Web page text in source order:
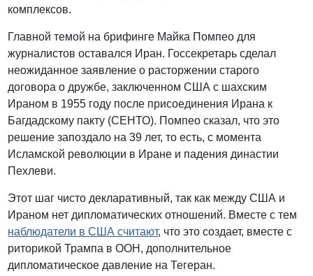
комплексов.
Главной темой на брифинге Майка Помпео для
журналистов оставался Иран. Госсекретарь сделал
неожиданное заявление о расторжении старого
договора о дружбе, заключенном США с шахским
Ираном в 1955 году после присоединения Ирана к
Багдадскому пакту (СЕНТО). Помпео сказал, что это
решение запоздало на 39 лет, то есть, с момента
Исламской революции в Иране и падения династии
Пехлеви.
Этот шаг чисто декларативный, так как между США и
Ираном нет дипломатических отношений. Вместе с тем
наблюдатели в США считают, что это создает, вместе с
риторикой Трампа в ООН, дополнительное
дипломатическое давление на Тегеран.